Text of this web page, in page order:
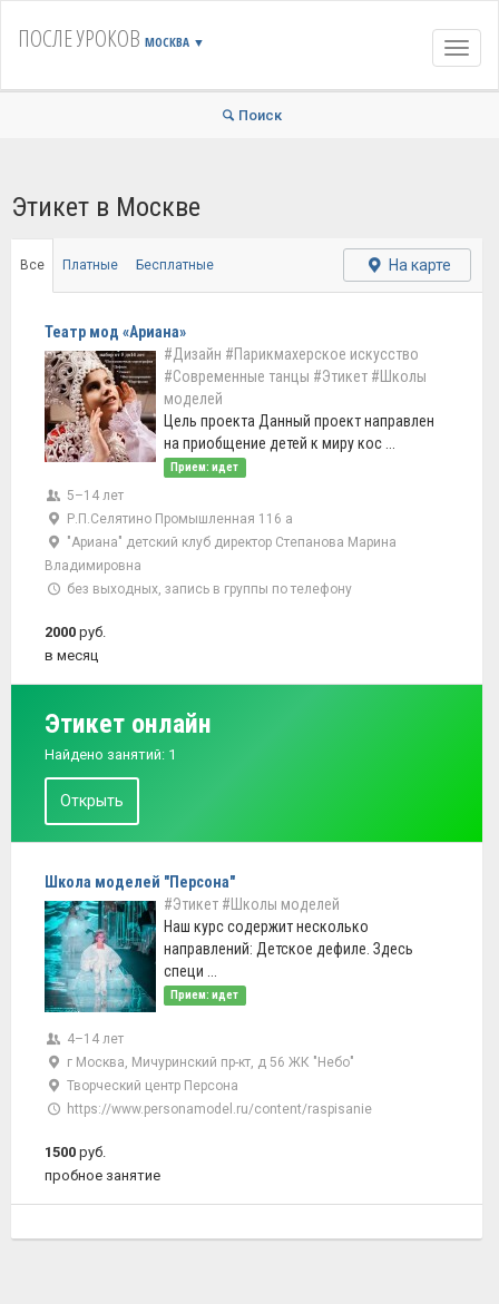
ПОСЛЕ УРОКОВ МОСКВА ▼
Поиск
Этикет в Москве
Все Платные Бесплатные На карте
Театр мод «Ариана»
#Дизайн #Парикмахерское искусство
#Современные танцы #Этикет #Школы
моделей
Цель проекта Данный проект направлен
на приобщение детей к миру кос ...
Прием: идет
5–14 лет
Р.П.Селятино Промышленная 116 а
"Ариана" детский клуб директор Степанова Марина
Владимировна
без выходных, запись в группы по телефону
2000 руб.
в месяц
Этикет онлайн
Найдено занятий: 1
Открыть
Школа моделей "Персона"
#Этикет #Школы моделей
Наш курс содержит несколько
направлений: Детское дефиле. Здесь
специ ...
Прием: идет
4–14 лет
г Москва, Мичуринский пр-кт, д 56 ЖК "Небо"
Творческий центр Персона
https://www.personamodel.ru/content/raspisanie
1500 руб.
пробное занятие